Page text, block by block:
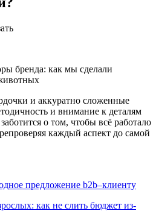
и аккуратно сложенные
и внимание к деталям
о том, чтобы всё работало
каждый аспект до самой
предложение b2b–клиенту
как не слить бюджет из-